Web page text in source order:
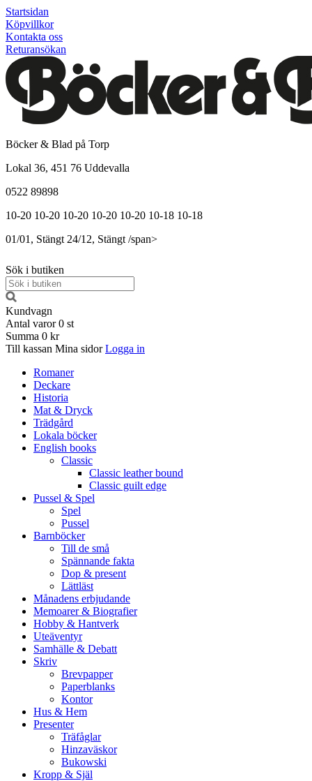
Startsidan
Köpvillkor
Kontakta oss
Returansökan
Böcker & Blad på Torp
Lokal 36, 451 76 Uddevalla
0522 89898
10-20 10-20 10-20 10-20 10-20 10-18 10-18
01/01, Stängt 24/12, Stängt /span>
Sök i butiken
Kundvagn
Antal varor 0 st
Summa 0 kr
Till kassan Mina sidor Logga in
Romaner
Deckare
Historia
Mat & Dryck
Trädgård
Lokala böcker
English books
Classic
Classic leather bound
Classic guilt edge
Pussel & Spel
Spel
Pussel
Barnböcker
Till de små
Spännande fakta
Dop & present
Lättläst
Månadens erbjudande
Memoarer & Biografier
Hobby & Hantverk
Uteäventyr
Samhälle & Debatt
Skriv
Brevpapper
Paperblanks
Kontor
Hus & Hem
Presenter
Träfåglar
Hinzaväskor
Bukowski
Kropp & Själ